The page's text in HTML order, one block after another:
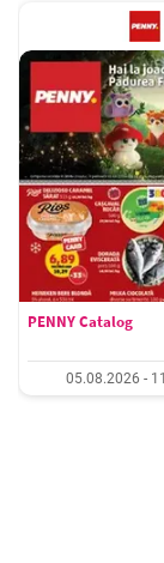
PENNY Catalog
05.08.2026 -